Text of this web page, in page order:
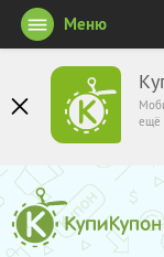
ещё
Меню